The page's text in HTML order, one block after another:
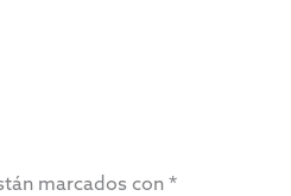
marcados con*